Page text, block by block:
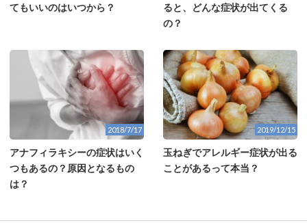
てもいいのはいつから？
ると、どんな症状が出てくる
の？
2018/7/17
アナフィラキシーの症状はいく
つもあるの？原因となるもの
は？
2019/12/15
玉ねぎでアレルギー症状が出る
ことがあるって本当？